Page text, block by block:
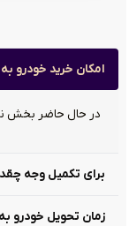
امکان خرید خودرو
در حال حاضر بخش
برای تکمیل وجه
زمان تحویل خودرو